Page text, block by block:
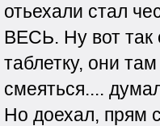
отьехали стал
ВЕСЬ. Ну вот так
таблетку, они
смеяться....
Но доехал, прям